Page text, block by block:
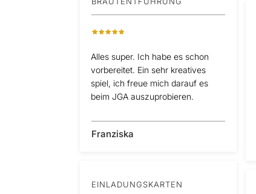
Alles super. Ich habe es schon
vorbereitet. Ein sehr kreatives
spiel, ich freue mich darauf es
beim JGA auszuprobieren.
Franziska
EINLADUNGSKARTEN